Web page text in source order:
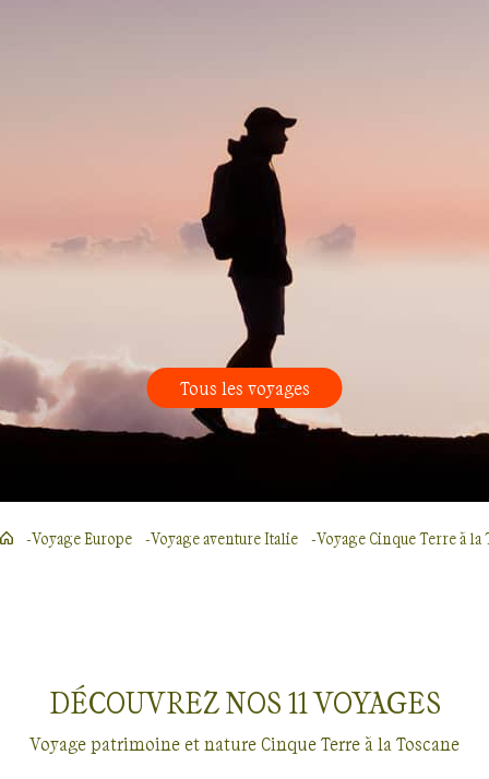
Tous les voyages
Voyage Europe Voyage aventure Italie Voyage Cinque Terre à la
DÉCOUVREZ NOS 11VOYAGES
Voyage patrimoine et nature Cinque Terre à la Toscane